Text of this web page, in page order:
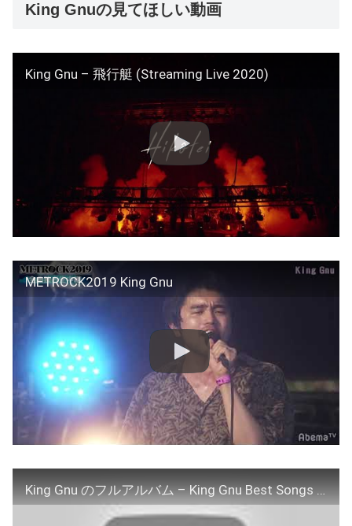
King Gnuの見てほしい動画
King Gnu – 飛行艇 (Streaming Live 2020)
METROCK2019 King Gnu
King Gnu のフルアルバム – King Gnu Best Songs 2022